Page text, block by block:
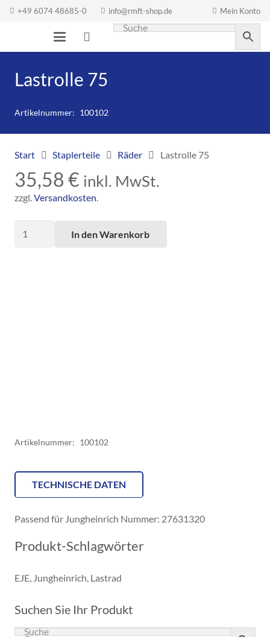
+49 6074 48685-0 info@rmft-shop.de Mein Konto
Lastrolle 75
Artikelnummer: 100102
Start Staplerteile Räder Lastrolle 75
35,58 € inkl. MwSt.
zzgl.Versandkosten.
Lastrolle
In den Warenkorb
Artikelnummer: 100102
TECHNISCHE DATEN
Passend für Jungheinrich Nummer: 27631320
Produkt-Schlagwörter
EJE, Jungheinrich, Lastrad
Suchen Sie Ihr Produkt